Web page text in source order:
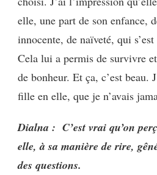
elle, une part de son enfance,
innocente, de naïveté, qui
Cela lui a permis de survivre
de bonheur. Et ça, c’est beau.
fille en elle, que je n’avais
Dialna : C’est vrai qu’on
elle, à sa manière de rire,
des questions.